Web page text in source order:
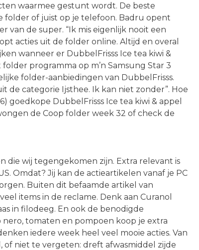
waarmee gestunt wordt. De beste
folder of juist op je telefoon. Badru opent
van de super. “Ik mis eigenlijk nooit een
acties uit de folder online. Altijd en overal
wanneer er DubbelFrisss Ice tea kiwi &
programma op m’n Samsung Star 3
folder-aanbiedingen van DubbelFrisss.
de categorie Ijsthee. Ik kan niet zonder”. Hoe
goedkope DubbelFrisss Ice tea kiwi & appel
de Coop folder week 32 of check de
die wij tegengekomen zijn. Extra relevant is
Omdat? Jij kan de actieartikelen vanaf je PC
Buiten dit befaamde artikel van
items in de reclame. Denk aan Curanol
in filodeeg. En ook de benodigde
nero, tomaten en pompoen koop je extra
iedere week heel veel mooie acties. Van
niet te vergeten: dreft afwasmiddel zijde